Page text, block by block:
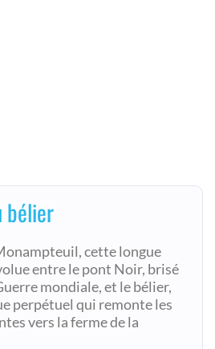
bélier
cette longue
entre le pont Noir, brisé
mondiale, et le bélier,
perpétuel qui remonte les
vers la ferme de la